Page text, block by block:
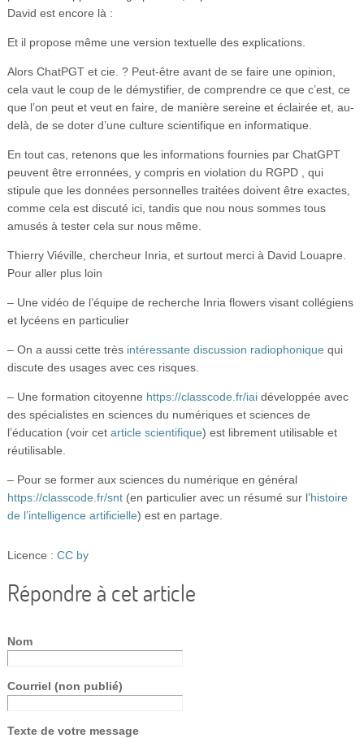
David est encore là :
Et il propose même une version textuelle des explications.
Alors ChatPGT et cie. ? Peut-être avant de se faire une opinion,
cela vaut le coup de le démystifier, de comprendre ce que c’est, ce
que l’on peut et veut en faire, de manière sereine et éclairée et, au-
delà, de se doter d’une culture scientifique en informatique.
En tout cas, retenons que les informations fournies par ChatGPT
peuvent être erronnées, y compris en violation du RGPD , qui
stipule que les données personnelles traitées doivent être exactes,
comme cela est discuté ici, tandis que nou nous sommes tous
amusés à tester cela sur nous même.
Thierry Viéville, chercheur Inria, et surtout merci à David Louapre.
Pour aller plus loin
– Une vidéo de l’équipe de recherche Inria flowers visant collégiens
et lycéens en particulier
– On a aussi cette très intéressante discussion radiophonique qui
discute des usages avec ces risques.
– Une formation citoyenne https://classcode.fr/iaidéveloppée avec
des spécialistes en sciences du numériques et sciences de
l’éducation (voir cet article scientifique) est librement utilisable et
réutilisable.
– Pour se former aux sciences du numérique en général
https://classcode.fr/snt(en particulier avec un résumé sur l’histoire
de l’intelligence artificielle) est en partage.
Licence : CC by
Répondre à cet article
Nom
Courriel (non publié)
Texte de votre message